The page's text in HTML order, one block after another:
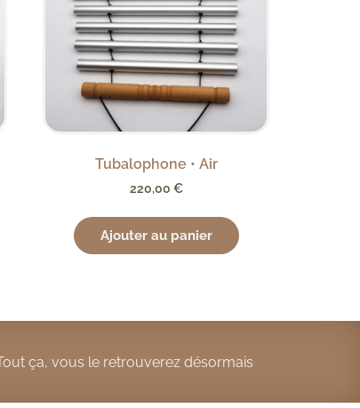
Tubalophone • Air
220,00 €
Ajouter au panier
ça, vous le retrouverez désormais